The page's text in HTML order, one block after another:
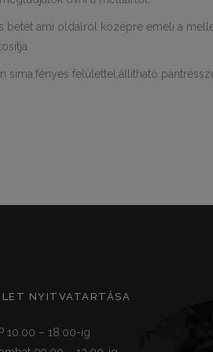
betét ami oldalról középre emeli a
sima,fényes felülettel,állítható
NYITVATARTÁSA
10.00 – 18.00-ig